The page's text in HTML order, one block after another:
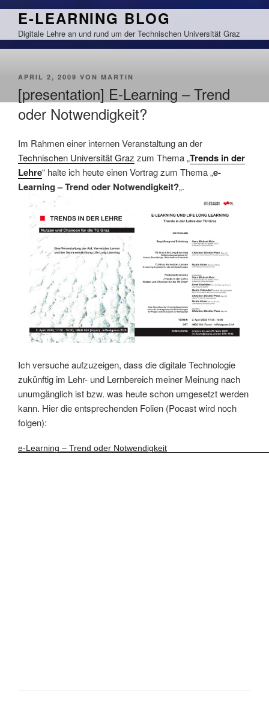
Zum
springen
E-LEARNING BLOG
Digitale Lehre an und rund um der Technischen Universität Graz
VERÖFFENTLICHT
APRIL 2, 2009 VON MARTIN
[presentation] E-Learning – Trend
oder Notwendigkeit?
Im Rahmen einer internen Veranstaltung an der
Technischen Universität Graz zum Thema „Trends in der
Lehre“ halte ich heute einen Vortrag zum Thema „e-
Learning – Trend oder Notwendigkeit?„.
Ich versuche aufzuzeigen, dass die digitale Technologie
zukünftig im Lehr- und Lernbereich meiner Meinung nach
unumgänglich ist bzw. was heute schon umgesetzt werden
kann. Hier die entsprechenden Folien (Pocast wird noch
folgen):
e-Learning – Trend oder Notwendigkeit